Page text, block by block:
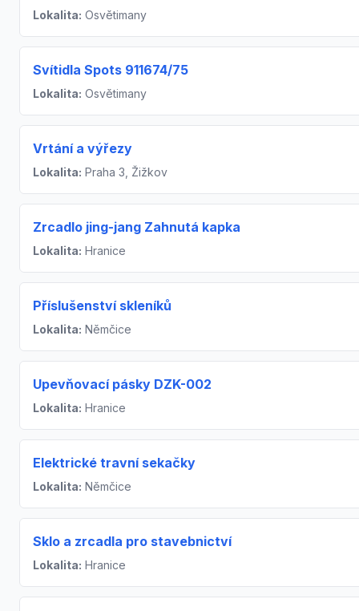
Lokalita: Osvětimany
Svítidla Spots 911674/75
Lokalita: Osvětimany
Vrtání a výřezy
Lokalita: Praha 3, Žižkov
Zrcadlo jing-jang Zahnutá kapka
Lokalita: Hranice
Příslušenství skleníků
Lokalita: Němčice
Upevňovací pásky DZK-002
Lokalita: Hranice
Elektrické travní sekačky
Lokalita: Němčice
Sklo a zrcadla pro stavebnictví
Lokalita: Hranice